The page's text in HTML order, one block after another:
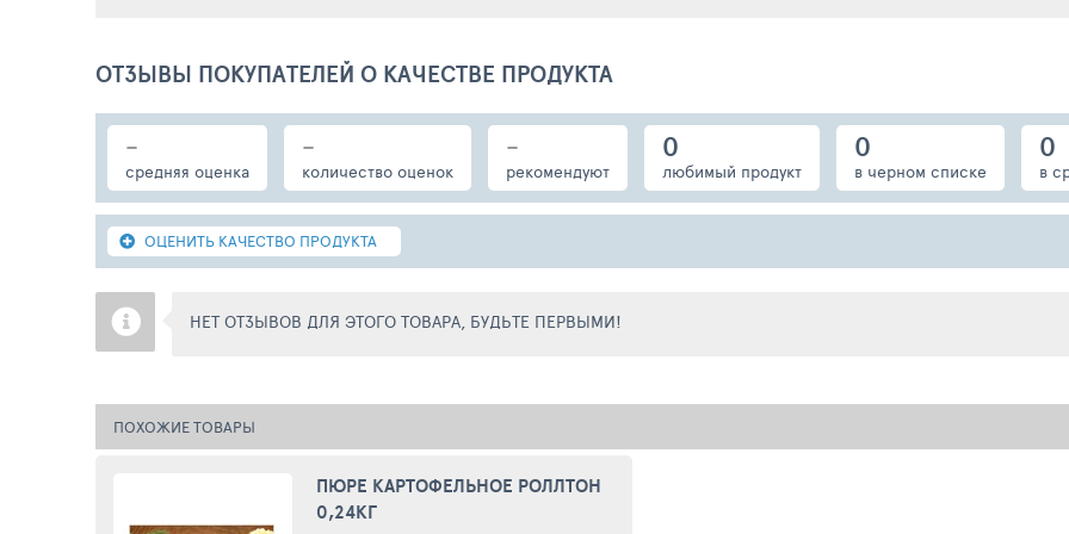
ОТЗЫВЫ ПОКУПАТЕЛЕЙ О КАЧЕСТВЕ ПРОДУКТА
-
средняя оценка
-
количество оценок
-
рекомендуют
0
любимый продукт
0
в черном списке
0
в
ОЦЕНИТЬ КАЧЕСТВО ПРОДУКТА
НЕТ ОТЗЫВОВ ДЛЯ ЭТОГО ТОВАРА, БУДЬТЕ ПЕРВЫМИ!
ПОХОЖИЕ ТОВАРЫ
ПЮРЕ КАРТОФЕЛЬНОЕ РОЛЛТОН
0,24КГ